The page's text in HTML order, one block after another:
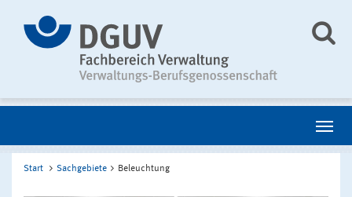
Start Sachgebiete Beleuchtung